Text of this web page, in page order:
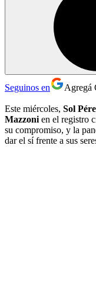
Seguinos en Agregá
Este miércoles, Sol
Mazzoni en el registro
su compromiso, y la
dar el sí frente a sus